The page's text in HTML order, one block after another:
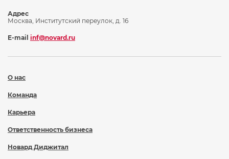
О нас
Команда
Карьера
Ответственность бизнеса
Новард Диджитал
Адрес
Москва, Институтский переулок, д. 16
E-mail inf@novard.ru